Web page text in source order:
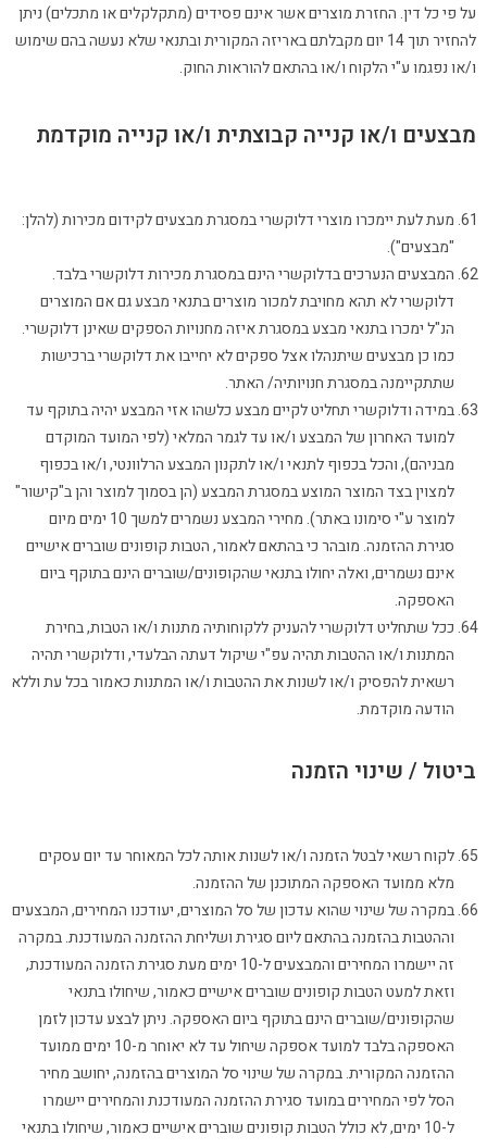
על פי כל דין. החזרת מוצרים אשר אינם פסידים (מתקלקלים או מתכלים) ניתן
להחזיר תוך 14 יום מקבלתם באריזה המקורית ובתנאי שלא נעשה בהם שימוש
ו/או נפגמו ע"י הלקוח ו/או בהתאם להוראות החוק.
מבצעים ו/או קנייה קבוצתית ו/או קנייה מוקדמת
מעת לעת יימכרו מוצרי דלוקשרי במסגרת מבצעים לקידום מכירות (להלן:
"מבצעים").
המבצעים הנערכים בדלוקשרי הינם במסגרת מכירות דלוקשרי בלבד.
דלוקשרי לא תהא מחויבת למכור מוצרים בתנאי מבצע גם אם המוצרים
הנ"ל ימכרו בתנאי מבצע במסגרת איזה מחנויות הספקים שאינן דלוקשרי.
כמו כן מבצעים שיתנהלו אצל ספקים לא יחייבו את דלוקשרי ברכישות
שתתקיימנה במסגרת חנויותיה/ האתר.
במידה ודלוקשרי תחליט לקיים מבצע כלשהו אזי המבצע יהיה בתוקף עד
למועד האחרון של המבצע ו/או עד לגמר המלאי (לפי המועד המוקדם
מבניהם), והכל בכפוף לתנאי ו/או לתקנון המבצע הרלוונטי, ו/או בכפוף
למצוין בצד המוצר המוצע במסגרת המבצע (הן בסמוך למוצר והן ב"קישור"
למוצר ע"י סימונו באתר). מחירי המבצע נשמרים למשך 10 ימים מיום
סגירת ההזמנה. מובהר כי בהתאם לאמור, הטבות קופונים שוברים אישיים
אינם נשמרים, ואלה יחולו בתנאי שהקופונים/שוברים הינם בתוקף ביום
האספקה.
ככל שתחליט דלוקשרי להעניק ללקוחותיה מתנות ו/או הטבות, בחירת
המתנות ו/או ההטבות תהיה עפ"י שיקול דעתה הבלעדי, ודלוקשרי תהיה
רשאית להפסיק ו/או לשנות את ההטבות ו/או המתנות כאמור בכל עת וללא
הודעה מוקדמת.
ביטול / שינוי הזמנה
לקוח רשאי לבטל הזמנה ו/או לשנות אותה לכל המאוחר עד יום עסקים
מלא ממועד האספקה המתוכנן של ההזמנה.
במקרה של שינוי שהוא עדכון של סל המוצרים, יעודכנו המחירים, המבצעים
וההטבות בהזמנה בהתאם ליום סגירת ושליחת ההזמנה המעודכנת. במקרה
זה יישמרו המחירים והמבצעים ל-10 ימים מעת סגירת הזמנה המעודכנת,
וזאת למעט הטבות קופונים שוברים אישיים כאמור, שיחולו בתנאי
שהקופונים/שוברים הינם בתוקף ביום האספקה. ניתן לבצע עדכון לזמן
האספקה בלבד למועד אספקה שיחול עד לא יאוחר מ-10 ימים ממועד
ההזמנה המקורית. במקרה של שינוי סל המוצרים בהזמנה, יחושב מחיר
הסל לפי המחירים במועד סגירת ההזמנה המעודכנת והמחירים יישמרו
ל-10 ימים, לא כולל הטבות קופונים שוברים אישיים כאמור, שיחולו בתנאי